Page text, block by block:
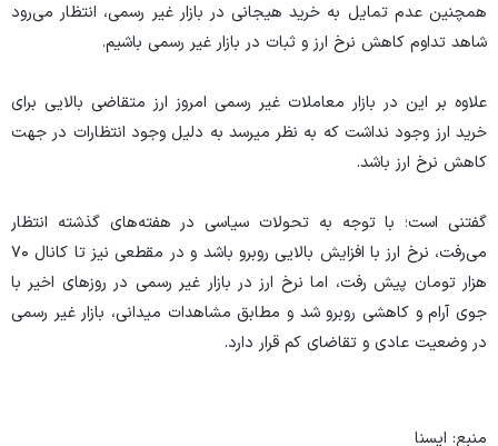
همچنین عدم تمایل به خرید هیجانی در بازار غیر رسمی، انتظار می‌رود
شاهد تداوم کاهش نرخ ارز و ثبات در بازار غیر رسمی باشیم.
علاوه بر این در بازار معاملات غیر رسمی امروز ارز متقاضی بالایی برای
خرید ارز وجود نداشت که به نظر میرسد به دلیل وجود انتظارات در جهت
کاهش نرخ ارز باشد.
گفتنی است؛ با توجه به تحولات سیاسی در هفته‌های گذشته انتظار
می‌رفت، نرخ ارز با افزایش بالایی روبرو باشد و در مقطعی نیز تا کانال ۷۰
هزار تومان پیش رفت، اما نرخ ارز در بازار غیر رسمی در روز‌های اخیر با
جوی آرام و کاهشی روبرو شد و مطابق مشاهدات میدانی، بازار غیر رسمی
در وضعیت عادی و تقاضای کم قرار دارد.
منبع: ایسنا